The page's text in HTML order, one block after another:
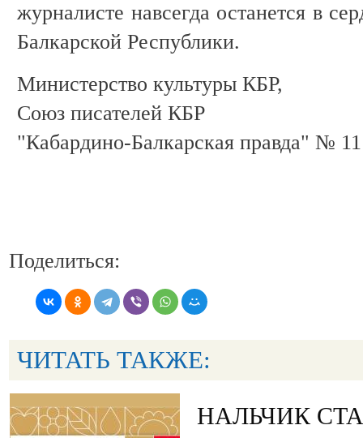
журналисте навсегда останется в
Балкарской Республики.
Министерство культуры КБР,
Союз писателей КБР
"Кабардино-Балкарская правда" №
Поделиться:
ЧИТАТЬ ТАКЖЕ:
НАЛЬЧИК